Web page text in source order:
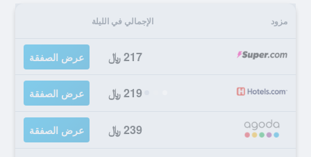
مزود الإجمالي في الليلة
217 ﷼ عرض الصفقة
219 ﷼ عرض الصفقة
239 ﷼ عرض الصفقة